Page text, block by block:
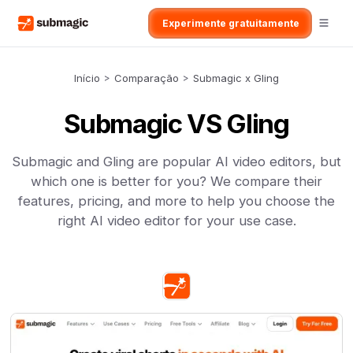
Experimente gratuitamente
Início > Comparação > Submagic x Gling
Submagic VS Gling
Submagic and Gling are popular AI video editors, but
which one is better for you? We compare their
features, pricing, and more to help you choose the
right AI video editor for your use case.